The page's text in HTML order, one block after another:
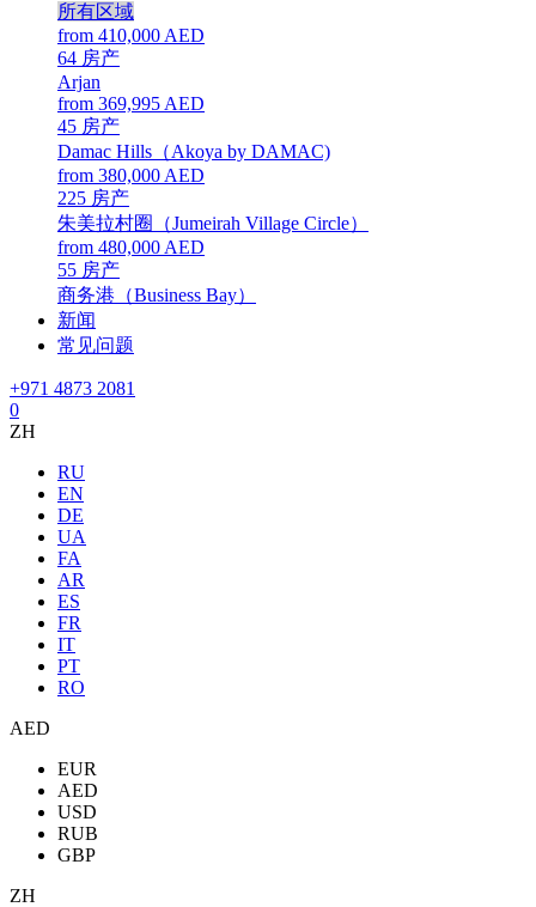
所有区域
from 410,000 AED
64 房产
Arjan
from 369,995 AED
45 房产
Damac Hills（Akoya by DAMAC)
from 380,000 AED
225 房产
朱美拉村圈（Jumeirah Village Circle）
from 480,000 AED
55 房产
商务港（Business Bay）
新闻
常见问题
+971 4873 2081
0
ZH
RU
EN
DE
UA
FA
AR
ES
FR
IT
PT
RO
AED
EUR
AED
USD
RUB
GBP
ZH